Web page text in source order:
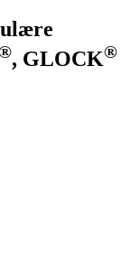
, GLOCK®